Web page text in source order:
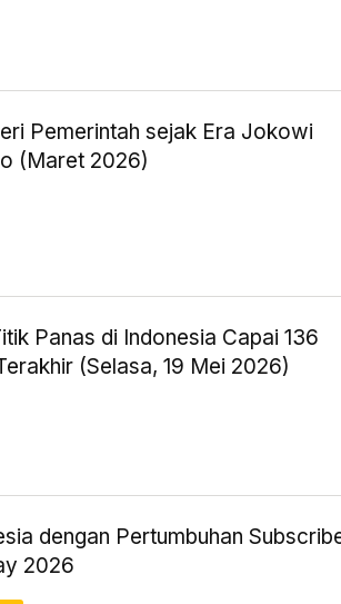
Pemerintah sejak Era Jokowi
(Maret 2026)
Panas di Indonesia Capai 136
(Selasa, 19 Mei 2026)
dengan Pertumbuhan
2026